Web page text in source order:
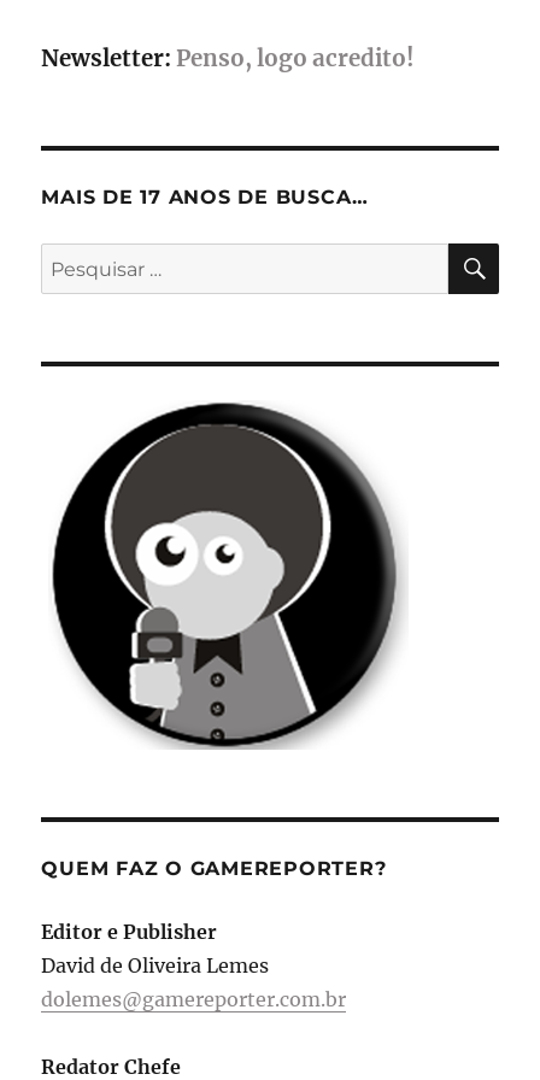
Newsletter: Penso, logo acredito!
MAIS DE 17 ANOS DE BUSCA…
Pesquisar
por:
QUEM FAZ O GAMEREPORTER?
Editor e Publisher
David de Oliveira Lemes
dolemes@gamereporter.com.br
Redator Chefe